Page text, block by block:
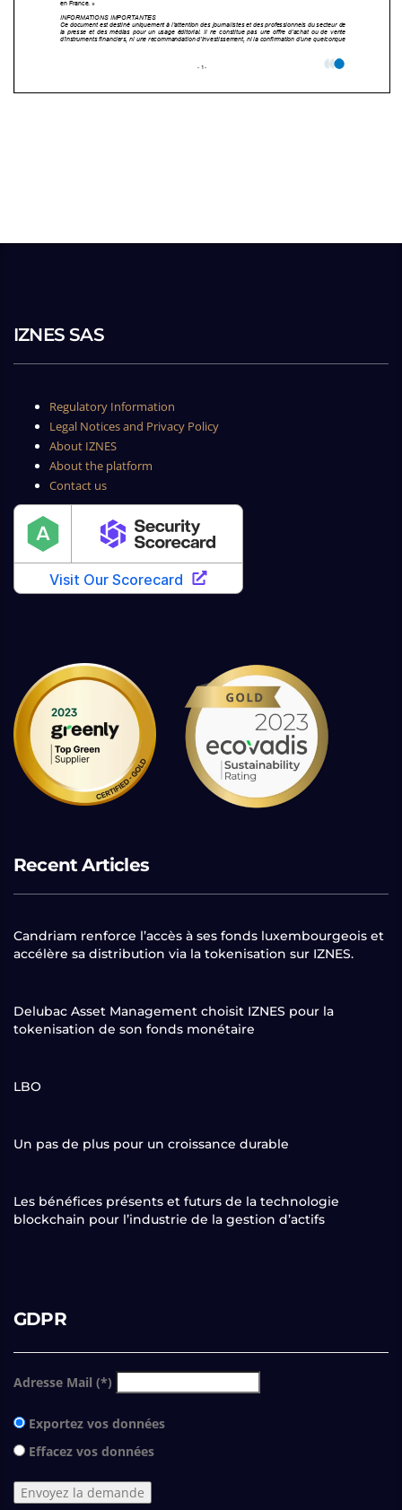
IZNES SAS
Regulatory Information
Legal Notices and Privacy Policy
About IZNES
About the platform
Contact us
Recent Articles
Candriam renforce l’accès à ses fonds luxembourgeois et
accélère sa distribution via la tokenisation sur IZNES.
Delubac Asset Management choisit IZNES pour la
tokenisation de son fonds monétaire
LBO
Un pas de plus pour un croissance durable
Les bénéfices présents et futurs de la technologie
blockchain pour l’industrie de la gestion d’actifs
GDPR
Adresse Mail (*)
Exportez vos données
Effacez vos données